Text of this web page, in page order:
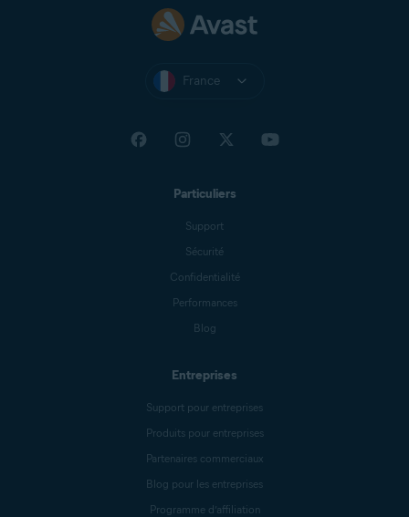
France
Particuliers
Support
Sécurité
Confidentialité
Performances
Blog
Entreprises
Support pour entreprises
Produits pour entreprises
Partenaires commerciaux
Blog pour les entreprises
Programme d’affiliation